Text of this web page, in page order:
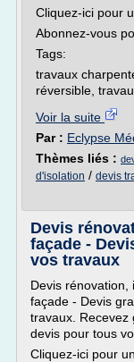
Cliquez-ici pour
Abonnez-vous
Tags:
travaux
réversible,
Voir la suite
Par : Eclypse
Thèmes liés :
d'isolation / devis
Devis
façade -
vos travaux
Devis rénovation,
façade - Devis
travaux. Recevez
devis pour tous
Cliquez-ici pour